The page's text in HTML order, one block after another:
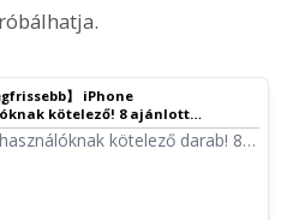
】 iPhone
kötelező! 8 ajánlott
szövegfelolvasó alkalmazás
kötelező darab! 8